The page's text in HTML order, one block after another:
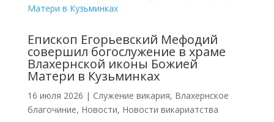
Епископ Егорьевский Мефодий
совершил богослужение в храме
Влахернской иконы Божией
Матери в Кузьминках
16 июля 2026 | Cлужение викария, Влахернское
благочиние, Новости, Новости викариатства